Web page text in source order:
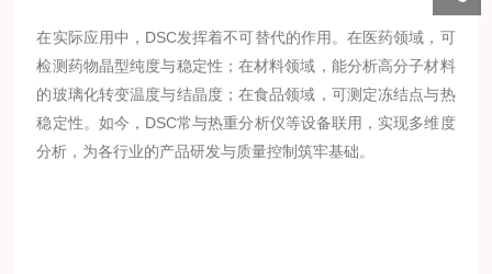
在实际应用中，DSC发挥着不可替代的作用。在医药领域，可
检测药物晶型纯度与稳定性；在材料领域，能分析高分子材料
的玻璃化转变温度与结晶度；在食品领域，可测定冻结点与热
稳定性。如今，DSC常与热重分析仪等设备联用，实现多维度
分析，为各行业的产品研发与质量控制筑牢基础。